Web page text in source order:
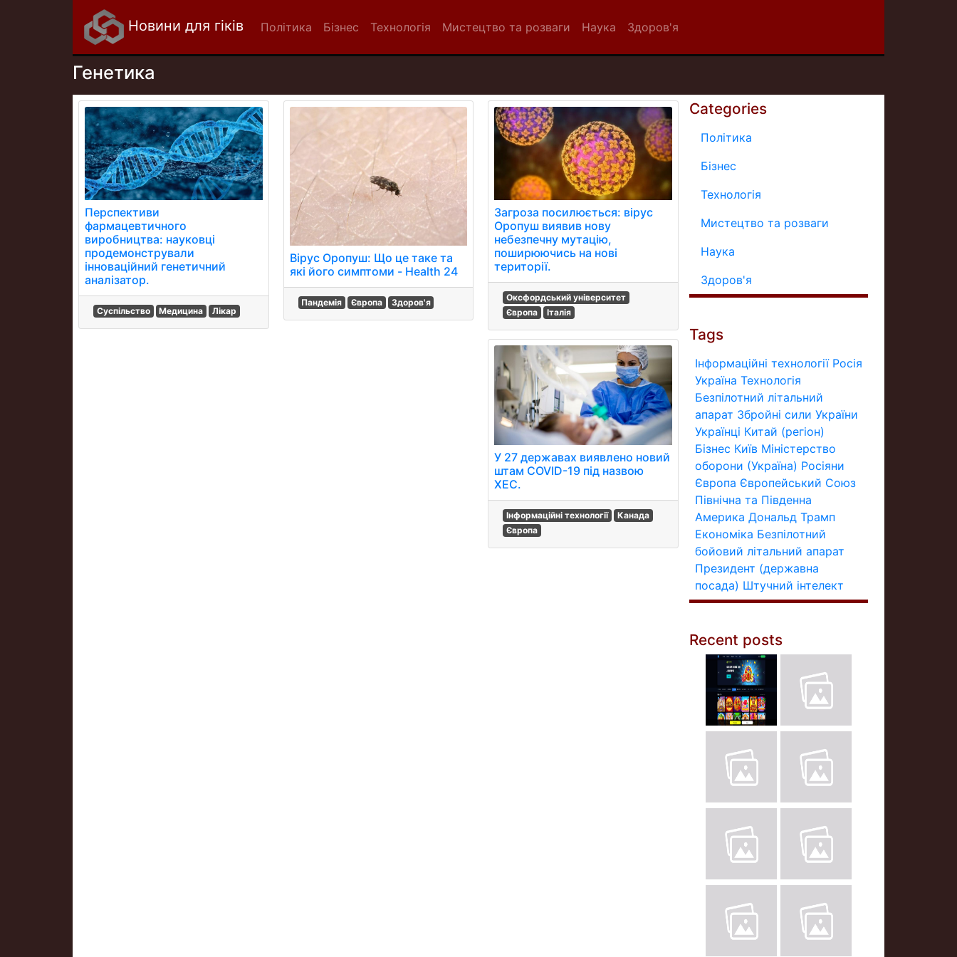
Новини для гіків Політика Бізнес Технологія Мистецтво та розваги Наука Здоров'я
Генетика
Перспективи
фармацевтичного
виробництва: науковці
продемонстрували
інноваційний генетичний
аналізатор.
Суспільство Медицина Лікар
Вірус Оропуш: Що це таке та
які його симптоми - Health 24
Пандемія Європа Здоров'я
Загроза посилюється: вірус
Оропуш виявив нову
небезпечну мутацію,
поширюючись на нові
території.
Оксфордський університет
Європа
Італія
У 27 державах виявлено новий
штам COVID-19 під назвою
XEC.
Інформаційні технології
Канада
Європа
Categories
Політика
Бізнес
Технологія
Мистецтво та розваги
Наука
Здоров'я
Tags
Інформаційні технології Росія
Україна Технологія
Безпілотний літальний
апарат Збройні сили України
Українці Китай (регіон)
Бізнес Київ Міністерство
оборони (Україна) Росіяни
Європа Європейський Союз
Північна та Південна
Америка Дональд Трамп
Економіка Безпілотний
бойовий літальний апарат
Президент (державна
посада) Штучний інтелект
Recent posts